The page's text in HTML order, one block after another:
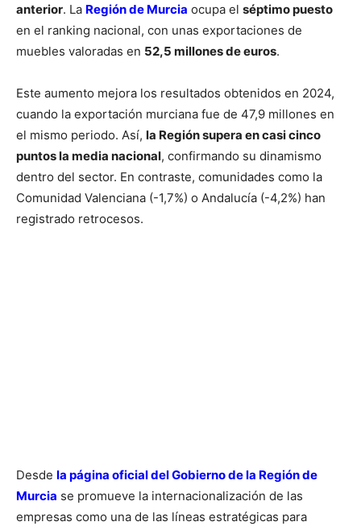
anterior. La Región de Murcia ocupa el séptimo puesto
en el ranking nacional, con unas exportaciones de
muebles valoradas en 52,5 millones de euros.
Este aumento mejora los resultados obtenidos en 2024,
cuando la exportación murciana fue de 47,9 millones en
el mismo periodo. Así, la Región supera en casi cinco
puntos la media nacional, confirmando su dinamismo
dentro del sector. En contraste, comunidades como la
Comunidad Valenciana (-1,7%) o Andalucía (-4,2%) han
registrado retrocesos.
Desde la página oficial del Gobierno de la Región de
Murcia se promueve la internacionalización de las
empresas como una de las líneas estratégicas para